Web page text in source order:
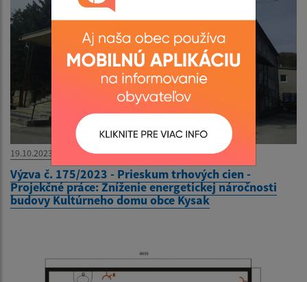
19.10.2023
Výzva č. 175/2023 - Prieskum trhových cien -
Projekčné práce: Zníženie energetickej náročnosti
budovy Kultúrneho domu obce Kysak